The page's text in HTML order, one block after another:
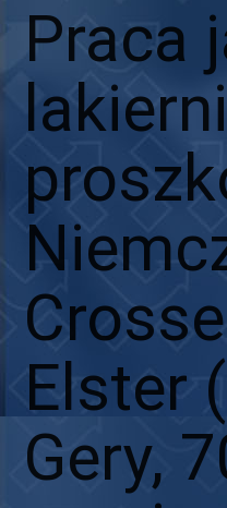
Praca
Elster
Gery,